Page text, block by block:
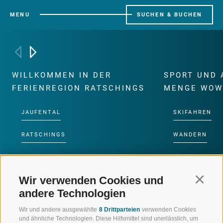
Wir verwenden Cookies und
andere Technologien
Wir und andere ausgewählte 8 Drittparteien verwenden Cookies
und ähnliche Technologien. Diese Hilfsmittel sind unerlässlich, um
MENU SUCHEN & BUCHEN
WILLKOMMEN IN DER
FERIENREGION RATSCHINGS
JAUFENTAL
RATSCHINGS
RIDNAUNTAL
BERGBAHNEN
SKISCHULE RATSCHINGS
SPORT UND
MENGE
SKIFAHREN
WANDERN
HOCHALPINE